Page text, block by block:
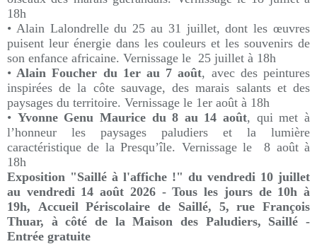
18h
• Alain Lalondrelle du 25 au 31 juillet, dont les œuvres
puisent leur énergie dans les couleurs et les souvenirs de
son enfance africaine. Vernissage le 25 juillet à 18h
• Alain Foucher du 1er au 7 août, avec des peintures
inspirées de la côte sauvage, des marais salants et des
paysages du territoire. Vernissage le 1er août à 18h
• Yvonne Genu Maurice du 8 au 14 août, qui met à
l’honneur les paysages paludiers et la lumière
caractéristique de la Presqu’île. Vernissage le 8 août à
18h
Exposition "Saillé à l'affiche !" du vendredi 10 juillet
au vendredi 14 août 2026 - Tous les jours de 10h à
19h, Accueil Périscolaire de Saillé, 5, rue François
Thuar, à côté de la Maison des Paludiers, Saillé -
Entrée gratuite